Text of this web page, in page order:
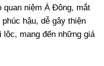
quan niệm Á Đông, mắt
hậu, dễ gây thiện
mang đến những giá